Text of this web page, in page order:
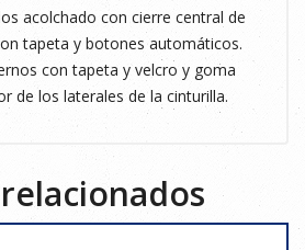
acolchado con cierre central de
tapeta y botones automáticos.
con tapeta y velcro y goma
de los laterales de la cinturilla.